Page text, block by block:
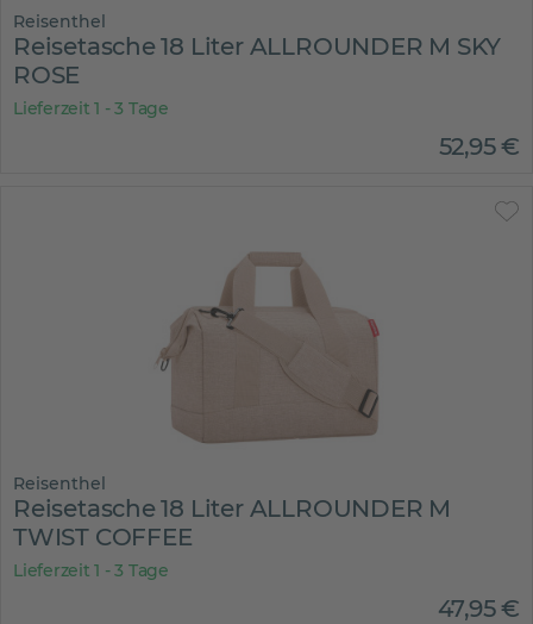
Reisenthel
Reisetasche 18 Liter ALLROUNDER M SKY
ROSE
Lieferzeit 1 - 3 Tage
52,95€
Reisenthel
Reisetasche 18 Liter ALLROUNDER M
TWIST COFFEE
Lieferzeit 1 - 3 Tage
47,95€